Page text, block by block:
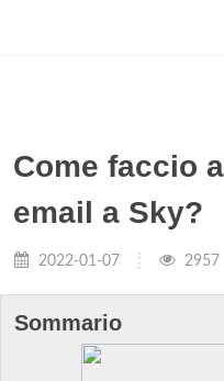
Come faccio
email a Sky?
2022-01-07 2957
Sommario